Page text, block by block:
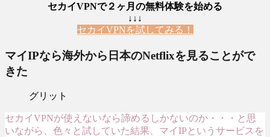
セカイVPNで２ヶ月の無料体験を始める
↓↓↓
セカイVPNを試してみる！
マイIPなら海外から日本のNetflixを見ることがで
きた
グリット
セカイVPNが使えないなら諦めるしかないのか・・・と思
いながら、色々と試していた結果、マイIPというサービスを